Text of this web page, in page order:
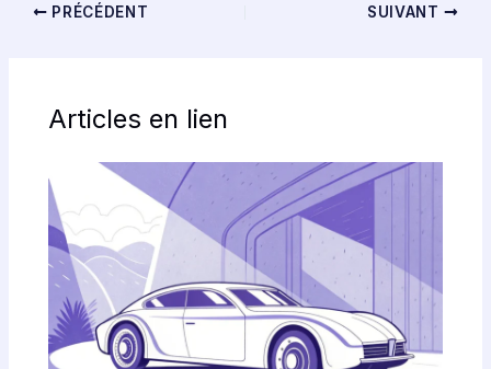
PRÉCÉDENT SUIVANT
Articles en lien